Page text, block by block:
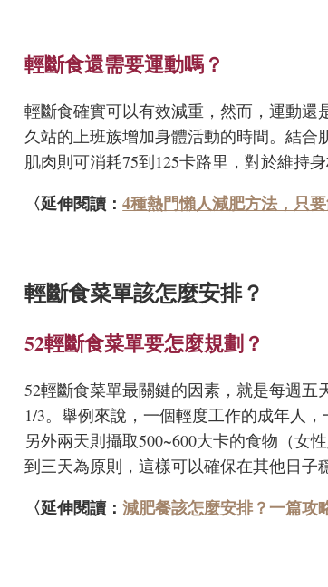
輕斷食還需要運動嗎？
輕斷食確實可以有效減重，然而，運動
久站的上班族增加身體活動的時間。結
肌肉則可消耗75到125卡路里，對於維持
〈延伸閱讀：4種熱門懶人減肥方法，只
輕斷食菜單該怎麼安排？
52輕斷食菜單要怎麼規劃？
52輕斷食菜單最關鍵的因素，就是每週
1/3。舉例來說，一個輕度工作的成年人
另外兩天則攝取500~600大卡的食物（女
到三天為原則，這樣可以確保在其他日子
〈延伸閱讀：減肥餐該怎麼安排？一篇攻